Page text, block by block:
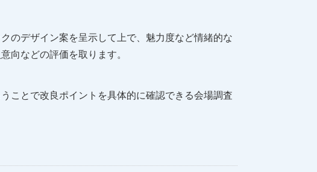
のデザイン案を呈示して上で、魅力度など情緒的な
向などの評価を取ります。
ことで改良ポイントを具体的に確認できる会場調査